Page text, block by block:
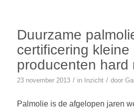
Duurzame
certificering kleine
producenten hard
23 november 2013 / in Inzicht / door
Palmolie is de afgelopen jaren